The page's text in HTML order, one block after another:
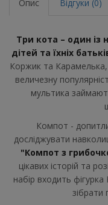
Опис Відгуки (0)
Три кота – один із
дітей та їхніх
Коржик та
величезну
мультика
Компот -
досліджувати
"Компот з
цікавих історій та
набір входить
зібрати